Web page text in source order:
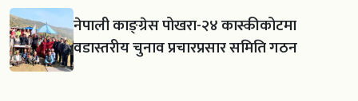
नेपाली काङ्ग्रेस पोखरा-२४ कास्कीकोटमा
वडास्तरीय चुनाव प्रचारप्रसार समिति गठन